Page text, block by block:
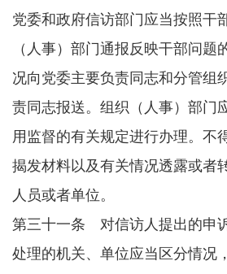
党委和政府信访部门应当按照干
（人事）部门通报反映干部问题
况向党委主要负责同志和分管组
责同志报送。组织（人事）部门
用监督的有关规定进行办理。不
揭发材料以及有关情况透露或者
人员或者单位。
第三十一条 对信访人提出的申
处理的机关、单位应当区分情况